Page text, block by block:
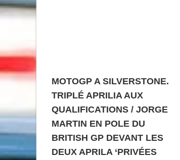
MOTOGP A SILVERSTONE.
TRIPLÉ APRILIA AUX
QUALIFICATIONS / JORGE
MARTIN EN POLE DU
BRITISH GP DEVANT LES
DEUX APRILA ‘PRIVÉES